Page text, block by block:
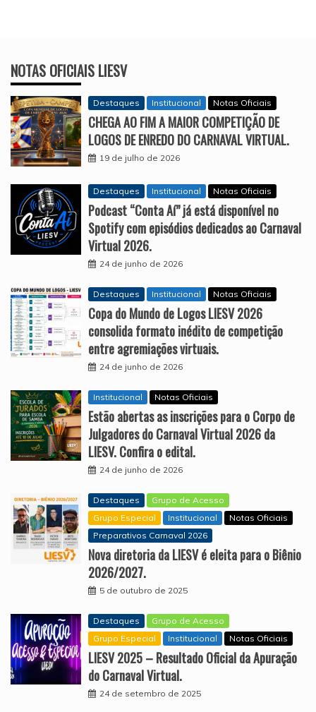
NOTAS OFICIAIS LIESV
Destaques Institucional Notas Oficiais
CHEGA AO FIM A MAIOR COMPETIÇÃO DE
LOGOS DE ENREDO DO CARNAVAL VIRTUAL.
19 de julho de 2026
Destaques Institucional Notas Oficiais
Podcast “Conta Aí” já está disponível no
Spotify com episódios dedicados ao Carnaval
Virtual 2026.
24 de junho de 2026
Destaques Institucional Notas Oficiais
Copa do Mundo de Logos LIESV 2026
consolida formato inédito de competição
entre agremiações virtuais.
24 de junho de 2026
Institucional Notas Oficiais
Estão abertas as inscrições para o Corpo de
Julgadores do Carnaval Virtual 2026 da
LIESV. Confira o edital.
24 de junho de 2026
Destaques
Grupo de Acesso
Grupo Especial
Institucional
Notas Oficiais
Preparativos Carnaval 2026
Nova diretoria da LIESV é eleita para o Biênio
2026/2027.
5 de outubro de 2025
Destaques
Grupo de Acesso
Grupo Especial
Institucional Notas Oficiais
LIESV 2025 – Resultado Oficial da Apuração
do Carnaval Virtual.
24 de setembro de 2025